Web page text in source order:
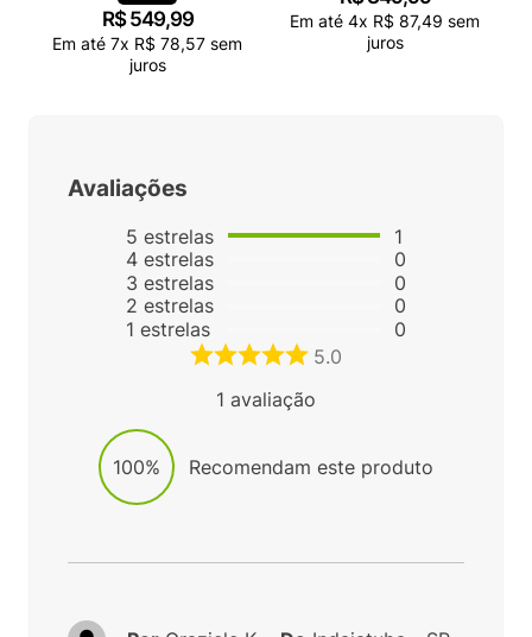
R$ 549,99
Em até 7x R$ 78,57 sem
juros
Em até 4x R$ 87,49 sem
juros
Avaliações
5 estrelas
4 estrelas
3 estrelas
2 estrelas
1 estrelas
1
0
0
0
0
5.0
1 avaliação
100% Recomendam este produto